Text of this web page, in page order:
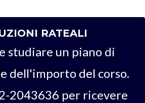
RATEALI
studiare un piano di
dell'importo del corso.
2043636 per ricevere